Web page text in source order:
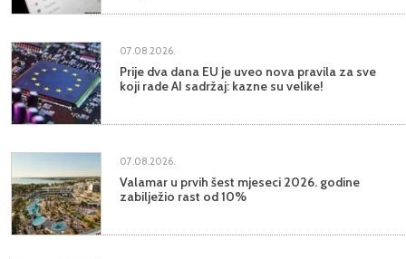
07.08.2026.
Prije dva dana EU je uveo nova pravila za sve
koji rade AI sadržaj: kazne su velike!
07.08.2026.
Valamar u prvih šest mjeseci 2026. godine
zabilježio rast od 10%